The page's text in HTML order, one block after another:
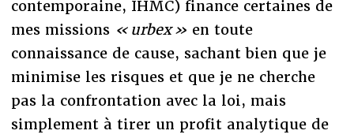
contemporaine, IHMC) finance certaines de
mes missions « urbex » en toute
connaissance de cause, sachant bien que je
minimise les risques et que je ne cherche
pas la confrontation avec la loi, mais
simplement à tirer un profit analytique de